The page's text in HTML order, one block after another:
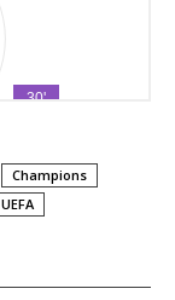
Champions
UEFA